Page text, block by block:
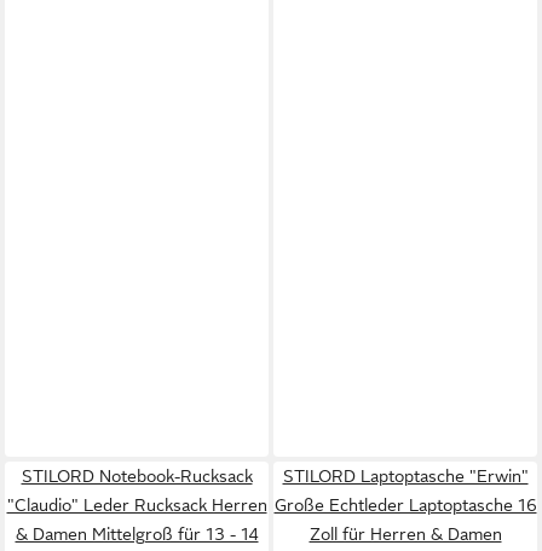
STILORD Notebook-Rucksack
"Claudio" Leder Rucksack Herren
& Damen Mittelgroß für 13 - 14
STILORD Laptoptasche "Erwin"
Große Echtleder Laptoptasche 16
Zoll für Herren & Damen